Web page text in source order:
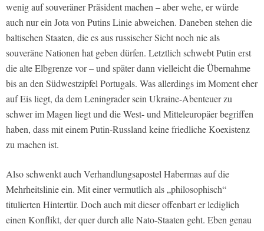
wenig auf souveräner Präsident machen – aber wehe, er würde
auch nur ein Jota von Putins Linie abweichen. Daneben stehen die
baltischen Staaten, die es aus russischer Sicht noch nie als
souveräne Nationen hat geben dürfen. Letztlich schwebt Putin erst
die alte Elbgrenze vor – und später dann vielleicht die Übernahme
bis an den Südwestzipfel Portugals. Was allerdings im Moment eher
auf Eis liegt, da dem Leningrader sein Ukraine-Abenteuer zu
schwer im Magen liegt und die West- und Mitteleuropäer begriffen
haben, dass mit einem Putin-Russland keine friedliche Koexistenz
zu machen ist.
Also schwenkt auch Verhandlungsapostel Habermas auf die
Mehrheitslinie ein. Mit einer vermutlich als „philosophisch“
titulierten Hintertür. Doch auch mit dieser offenbart er lediglich
einen Konflikt, der quer durch alle Nato-Staaten geht. Eben genau